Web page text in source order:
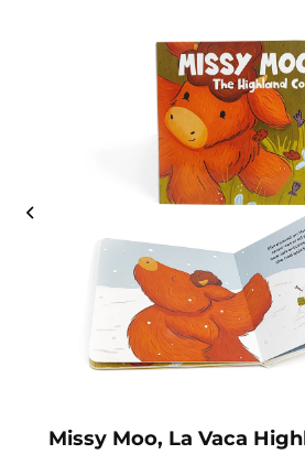
Missy Moo, La Vaca